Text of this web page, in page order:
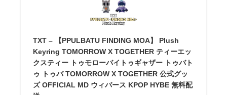
TXT – 【PPULBATU FINDING MOA】 Plush
Keyring TOMORROW X TOGETHER ティーエッ
クスティー トゥモローバイトゥギャザー トゥバト
ゥ トゥバ TOMORROW X TOGETHER 公式グッ
ズ OFFICIAL MD ウィバース KPOP HYBE 無料配